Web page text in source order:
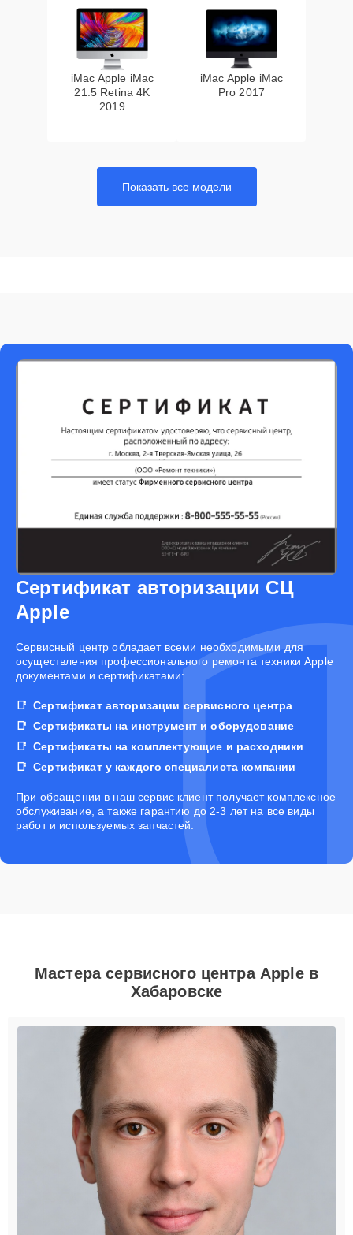
iMac Apple iMac
21.5 Retina 4K
2019
iMac Apple iMac
Pro 2017
Показать все модели
Сертификат авторизации СЦ
Apple
Cервисный центр обладает всеми необходимыми для
осуществления профессионального ремонта техники Apple
документами и сертификатами:
Сертификат авторизации сервисного центра
Сертификаты на инструмент и оборудование
Сертификаты на комплектующие и расходники
Сертификат у каждого специалиста компании
При обращении в наш сервис клиент получает комплексное
обслуживание, а также гарантию до 2-3 лет на все виды
работ и используемых запчастей.
Мастера сервисного центра Apple в
Хабаровске